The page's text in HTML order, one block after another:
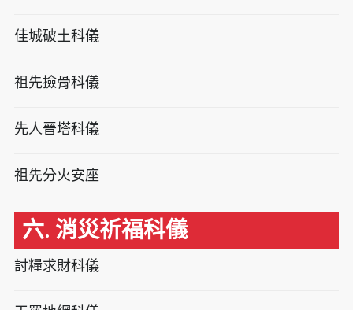
佳城破土科儀
祖先撿骨科儀
先人晉塔科儀
祖先分火安座
六. 消災祈福科儀
討糧求財科儀